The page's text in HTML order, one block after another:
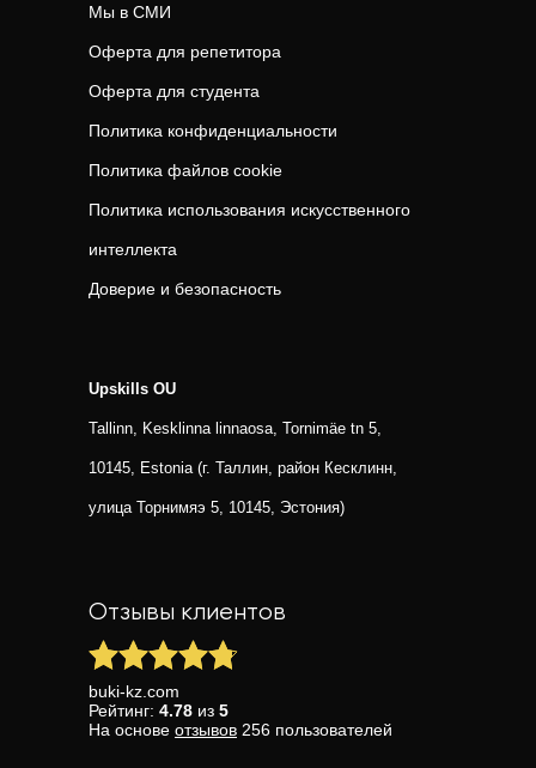
Мы в СМИ
Оферта для репетитора
Оферта для студента
Политика конфиденциальности
Политика файлов cookie
Политика использования искусственного
интеллекта
Доверие и безопасность
Upskills OU
Tallinn, Kesklinna linnaosa, Tornimäe tn 5,
10145, Estonia (г. Таллин, район Кесклинн,
улица Торнимяэ 5, 10145, Эстония)
Отзывы клиентов
buki-kz.com
Рейтинг: 4.78 из 5
На основе отзывов 256 пользователей